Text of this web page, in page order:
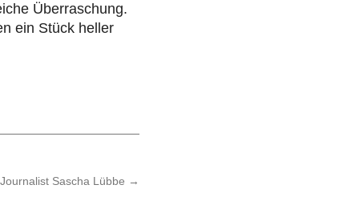
Über­ra­schung.
ein Stück heller
Sascha Lübbe →